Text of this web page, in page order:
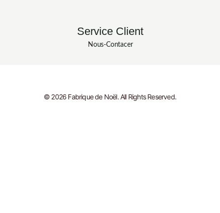
Service Client
Nous-Contacer
© 2026 Fabrique de Noël. All Rights Reserved.